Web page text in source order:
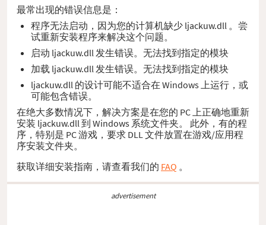
最常出现的错误信息是：
程序无法启动，因为您的计算机缺少 ljackuw.dll 。尝
试重新安装程序来解决这个问题。
启动 ljackuw.dll 发生错误。无法找到指定的模块
加载 ljackuw.dll 发生错误。无法找到指定的模块
ljackuw.dll 的设计可能不适合在 Windows 上运行，或
可能包含错误。
在绝大多数情况下，解决方案是在您的 PC 上正确地重新
安装 ljackuw.dll 到 Windows 系统文件夹。 此外，有的程
序，特别是 PC 游戏，要求 DLL 文件放置在游戏/应用程
序安装文件夹。
获取详细安装指南，请查看我们的 FAQ 。
advertisement